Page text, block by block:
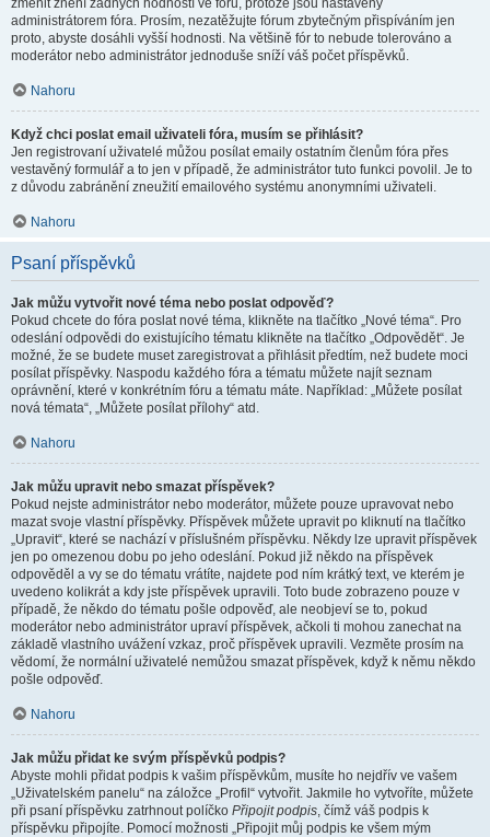
změnit znění žádných hodností ve fóru, protože jsou nastaveny
administrátorem fóra. Prosím, nezatěžujte fórum zbytečným přispíváním jen
proto, abyste dosáhli vyšší hodnosti. Na většině fór to nebude tolerováno a
moderátor nebo administrátor jednoduše sníží váš počet příspěvků.
Nahoru
Když chci poslat email uživateli fóra, musím se přihlásit?
Jen registrovaní uživatelé můžou posílat emaily ostatním členům fóra přes
vestavěný formulář a to jen v případě, že administrátor tuto funkci povolil. Je to
z důvodu zabránění zneužití emailového systému anonymními uživateli.
Nahoru
Psaní příspěvků
Jak můžu vytvořit nové téma nebo poslat odpověď?
Pokud chcete do fóra poslat nové téma, klikněte na tlačítko „Nové téma“. Pro
odeslání odpovědi do existujícího tématu klikněte na tlačítko „Odpovědět“. Je
možné, že se budete muset zaregistrovat a přihlásit předtím, než budete moci
posílat příspěvky. Naspodu každého fóra a tématu můžete najít seznam
oprávnění, které v konkrétním fóru a tématu máte. Například: „Můžete posílat
nová témata“, „Můžete posílat přílohy“ atd.
Nahoru
Jak můžu upravit nebo smazat příspěvek?
Pokud nejste administrátor nebo moderátor, můžete pouze upravovat nebo
mazat svoje vlastní příspěvky. Příspěvek můžete upravit po kliknutí na tlačítko
„Upravit“, které se nachází v příslušném příspěvku. Někdy lze upravit příspěvek
jen po omezenou dobu po jeho odeslání. Pokud již někdo na příspěvek
odpověděl a vy se do tématu vrátíte, najdete pod ním krátký text, ve kterém je
uvedeno kolikrát a kdy jste příspěvek upravili. Toto bude zobrazeno pouze v
případě, že někdo do tématu pošle odpověď, ale neobjeví se to, pokud
moderátor nebo administrátor upraví příspěvek, ačkoli ti mohou zanechat na
základě vlastního uvážení vzkaz, proč příspěvek upravili. Vezměte prosím na
vědomí, že normální uživatelé nemůžou smazat příspěvek, když k němu někdo
pošle odpověď.
Nahoru
Jak můžu přidat ke svým příspěvků podpis?
Abyste mohli přidat podpis k vašim příspěvkům, musíte ho nejdřív ve vašem
„Uživatelském panelu“ na záložce „Profil“ vytvořit. Jakmile ho vytvoříte, můžete
při psaní příspěvku zatrhnout políčko Připojit podpis, čímž váš podpis k
příspěvku připojíte. Pomocí možnosti „Připojit můj podpis ke všem mým